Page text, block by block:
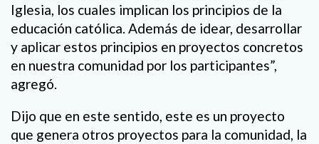
Iglesia, los cuales implican los principios de la
educación católica. Además de idear, desarrollar
y aplicar estos principios en proyectos concretos
en nuestra comunidad por los participantes”,
agregó.
Dijo que en este sentido, este es un proyecto
que genera otros proyectos para la comunidad, la